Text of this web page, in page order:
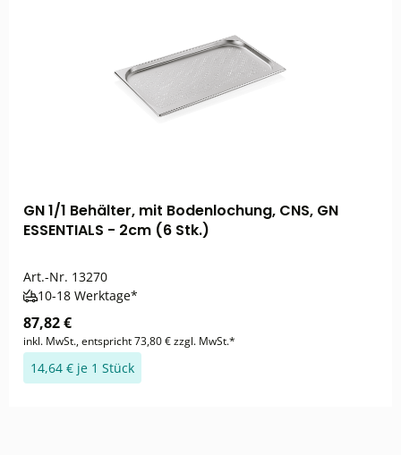
GN 1/1 Behälter, mit Bodenlochung, CNS, GN
ESSENTIALS - 2cm (6 Stk.)
Art.-Nr. 13270
10-18 Werktage*
87,82 €
inkl. MwSt., entspricht 73,80 € zzgl. MwSt.*
14,64 € je 1 Stück